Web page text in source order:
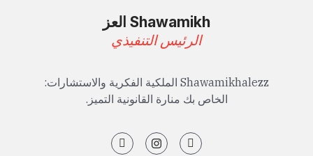
Shawamikh العز
الرئيس التنفيذي
Shawamikhalezz الملكية الفكرية والاستشارات:
الخاص بك منارة القانونية التميز.